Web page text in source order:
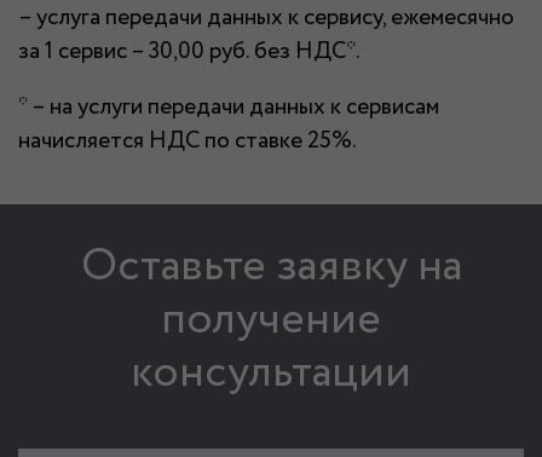
– услуга передачи данных к сервису, ежемесячно
за 1 сервис – 30,00 руб. без НДС*.
* – на услуги передачи данных к сервисам
начисляется НДС по ставке 25%.
Оставьте заявку на
получение
консультации